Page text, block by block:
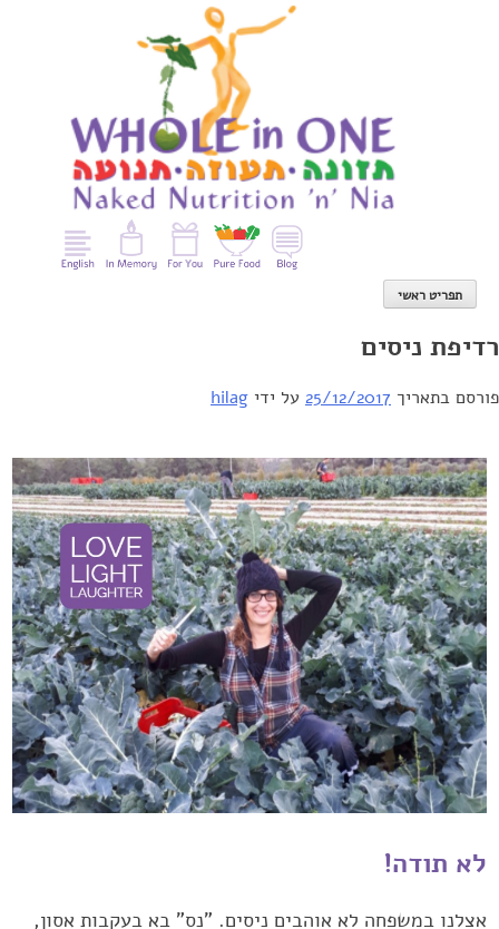
תפריט ראשי
רדיפת ניסים
פורסם בתאריך 25/12/2017 על ידי hilag
לא תודה!
אצלנו במשפחה לא אוהבים ניסים. "נס" בא בעקבות אסון,